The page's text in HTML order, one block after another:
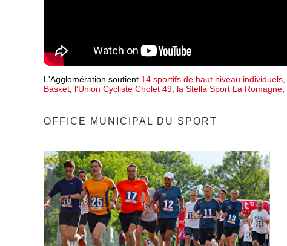
L'Agglomération soutient 14 sportifs de haut niveau individuels
Basket l'Union Cycliste Cholet 49 la Stella Sport La Romagne
OFFICE MUNICIPAL DU SPORT